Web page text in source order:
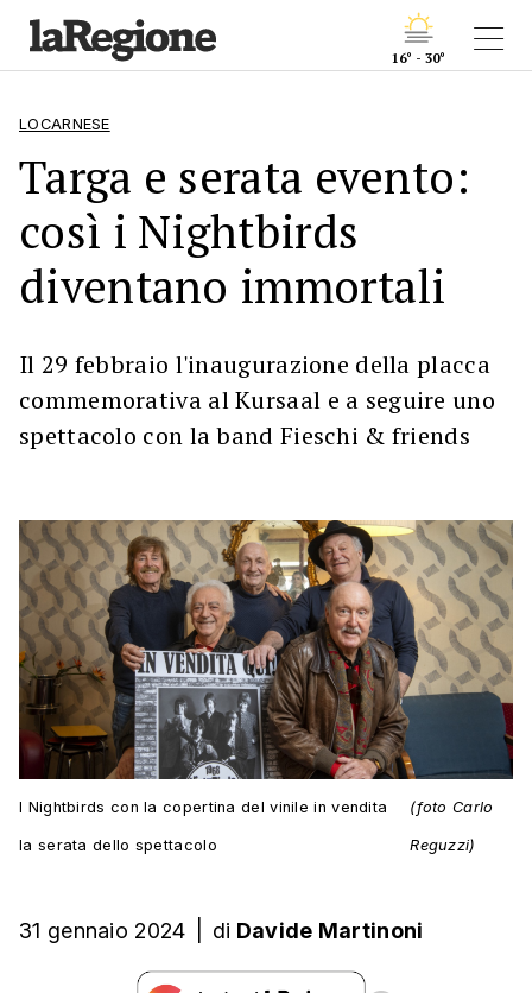
16° - 30°
LOCARNESE
Targa e serata evento:
così i Nightbirds
diventano immortali
Il 29 febbraio l'inaugurazione della placca
commemorativa al Kursaal e a seguire uno
spettacolo con la band Fieschi & friends
I Nightbirds con la copertina del vinile in vendita
la serata dello spettacolo
(foto Carlo
Reguzzi)
31 gennaio 2024 di Davide Martinoni